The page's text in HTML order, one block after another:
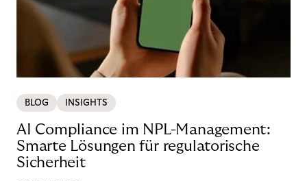
BLOG INSIGHTS
AI Compliance im NPL-Management:
Smarte Lösungen für regulatorische
Sicherheit